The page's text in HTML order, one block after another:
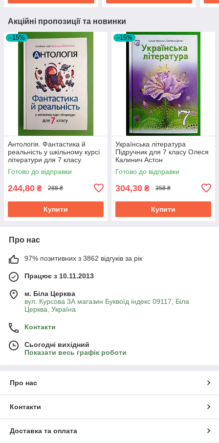
Акційні пропозиції та новинки
–15%
Антологія. Фантастика й
реальність у шкільному курсі
літератури для 7 класу.
Академія
Готово до відправки
244,80 ₴ 288 ₴
Купити
–15%
Українська література
Підручник для 7 класу Олеся
Калинич Астон
Готово до відправки
304,30 ₴ 358 ₴
Купити
Про нас
97% позитивних з 3862 відгуків за рік
Працює з 10.11.2013
м. Біла Церква
вул. Курсова 3А магазин Буквоїд індекс 09117, Біла
Церква, Україна
Контакти
Сьогодні вихідний
Показати весь графік роботи
Про нас
Контакти
Доставка та оплата